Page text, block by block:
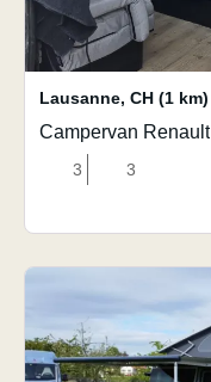
Lausanne, CH (1 km)
Campervan Renault
3 3